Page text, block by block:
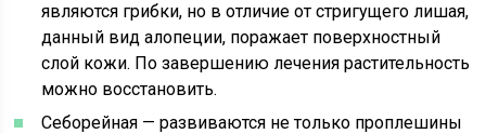
являются грибки, но в отличие от стригущего лишая,
данный вид алопеции, поражает поверхностный
слой кожи. По завершению лечения растительность
можно восстановить.
Себорейная — развиваются не только проплешины